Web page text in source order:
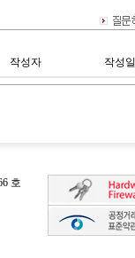
작성자 작성일
호